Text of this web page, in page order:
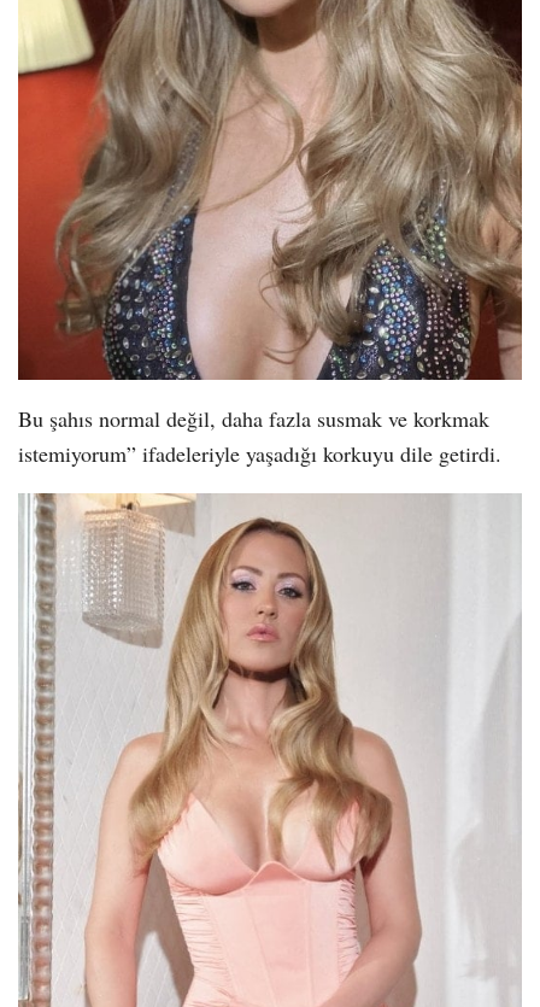
Bu şahıs normal değil, daha fazla susmak ve korkmak
istemiyorum” ifadeleriyle yaşadığı korkuyu dile getirdi.